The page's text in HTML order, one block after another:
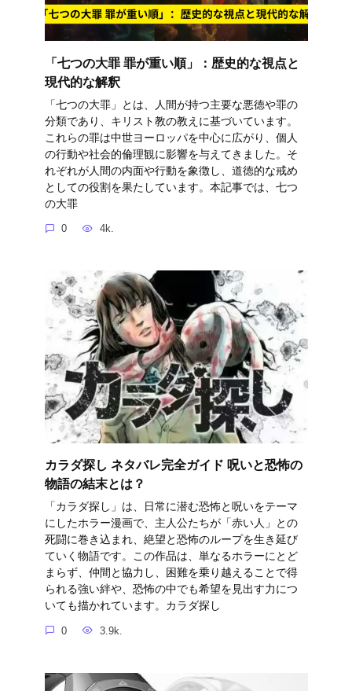
「七つの大罪 罪が重い順」：歴史的な視点と
現代的な解釈
「七つの大罪」とは、人間が持つ主要な悪徳や罪の
分類であり、キリスト教の教えに基づいています。
これらの罪は中世ヨーロッパを中心に広がり、個人
の行動や社会的倫理観に影響を与えてきました。そ
れぞれが人間の内面や行動を象徴し、道徳的な戒め
としての役割を果たしています。本記事では、七つ
の大罪
0 4k.
カラダ探し ネタバレ完全ガイド 呪いと恐怖の
物語の結末とは？
「カラダ探し」は、日常に潜む恐怖と呪いをテーマ
にしたホラー漫画で、主人公たちが「赤い人」との
死闘に巻き込まれ、絶望と恐怖のループを生き延び
ていく物語です。この作品は、単なるホラーにとど
まらず、仲間と協力し、困難を乗り越えることで得
られる強い絆や、恐怖の中でも希望を見出す力につ
いても描かれています。カラダ探し
0 3.9k.